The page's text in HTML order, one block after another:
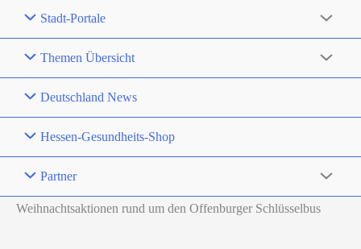
Stadt-Portale
Themen Übersicht
Deutschland News
Hessen-Gesundheits-Shop
Partner
Weihnachtsaktionen rund um den Offenburger Schlüsselbus